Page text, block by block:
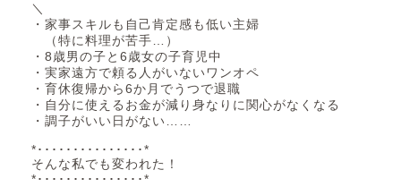
＼
・家事スキルも自己肯定感も低い主婦
（特に料理が苦手…）
・8歳男の子と6歳女の子育児中
・実家遠方で頼る人がいないワンオペ
・育休復帰から6か月でうつで退職
・自分に使えるお金が減り身なりに関心がなくなる
・調子がいい日がない……
*･･･････････････*
そんな私でも変われた！
*･･･････････････*